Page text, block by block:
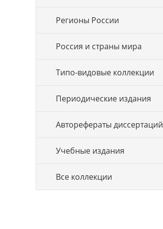
Регионы России
Россия и страны мира
Типо-видовые коллекции
Периодические издания
Авторефераты диссертаций
Учебные издания
Все коллекции